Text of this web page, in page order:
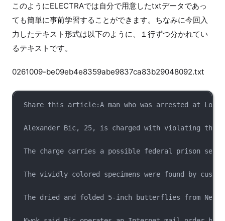
このようにELECTRAでは自分で用意したtxtデータであっ
ても簡単に事前学習することができます。ちなみに今回入
力したテキスト形式は以下のように、１行ずつ分かれてい
るテキストです。
0261009-be09eb4e8359abe9837ca83b29048092.txt
Share this article:A man who was arrested at
Alexander Bic, 25, is charged with violating the
The charge carries a possible federal prison
The vividly colored specimens were found by
The dried and folded 5-inch butterflies from New